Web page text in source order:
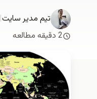
تیم مدیر سایت|
2 دقیقه مطالعه